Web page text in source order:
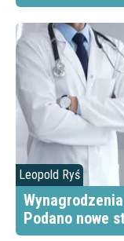
Leopold Ryś
Podano nowe